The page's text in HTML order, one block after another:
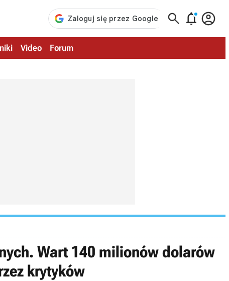
  
Video Forum
Wart 140 milionów dolarów
krytyków